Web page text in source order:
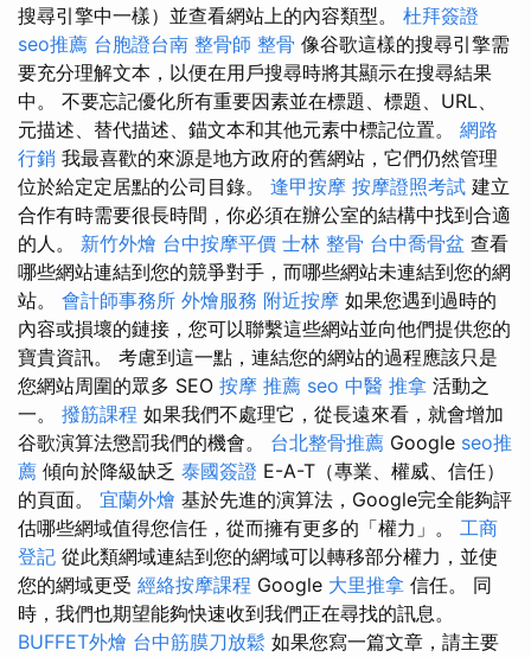
搜尋引擎中一樣）並查看網站上的內容類型。 杜拜簽證
seo推薦 台胞證台南 整骨師 整骨 像谷歌這樣的搜尋引擎需
要充分理解文本，以便在用戶搜尋時將其顯示在搜尋結果
中。 不要忘記優化所有重要因素並在標題、標題、URL、
元描述、替代描述、錨文本和其他元素中標記位置。 網路
行銷 我最喜歡的來源是地方政府的舊網站，它們仍然管理
位於給定定居點的公司目錄。 逢甲按摩 按摩證照考試 建立
合作有時需要很長時間，你必須在辦公室的結構中找到合適
的人。 新竹外燴 台中按摩平價 士林 整骨 台中喬骨盆 查看
哪些網站連結到您的競爭對手，而哪些網站未連結到您的網
站。 會計師事務所 外燴服務 附近按摩 如果您遇到過時的
內容或損壞的鏈接，您可以聯繫這些網站並向他們提供您的
寶貴資訊。 考慮到這一點，連結您的網站的過程應該只是
您網站周圍的眾多 SEO 按摩 推薦 seo 中醫 推拿 活動之
一。 撥筋課程 如果我們不處理它，從長遠來看，就會增加
谷歌演算法懲罰我們的機會。 台北整骨推薦 Google seo推
薦 傾向於降級缺乏 泰國簽證 E-A-T（專業、權威、信任）
的頁面。 宜蘭外燴 基於先進的演算法，Google完全能夠評
估哪些網域值得您信任，從而擁有更多的「權力」。 工商
登記 從此類網域連結到您的網域可以轉移部分權力，並使
您的網域更受 經絡按摩課程 Google 大里推拿 信任。 同
時，我們也期望能夠快速收到我們正在尋找的訊息。
BUFFET外燴 台中筋膜刀放鬆 如果您寫一篇文章，請主要